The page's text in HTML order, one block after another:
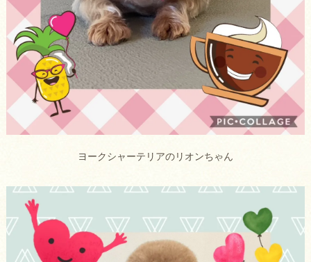
ヨークシャーテリアのリオンちゃん